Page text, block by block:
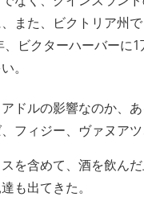
また、ビクトリア州で
ビクターハーバーに
。
ドルの影響なのか、
フィジー、ヴァヌアツ
を含めて、酒を飲ん
も出てきた。